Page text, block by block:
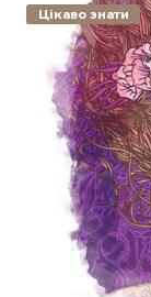
Цікаво знати